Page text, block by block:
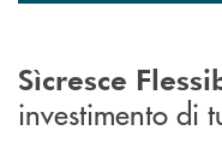
Sìcresce
investimento di